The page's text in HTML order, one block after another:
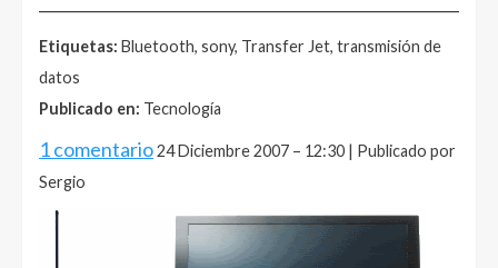
Etiquetas: Bluetooth, sony, Transfer Jet, transmisión de
datos
Publicado en: Tecnología
1 comentario24 Diciembre 2007 – 12:30 | Publicado por
Sergio